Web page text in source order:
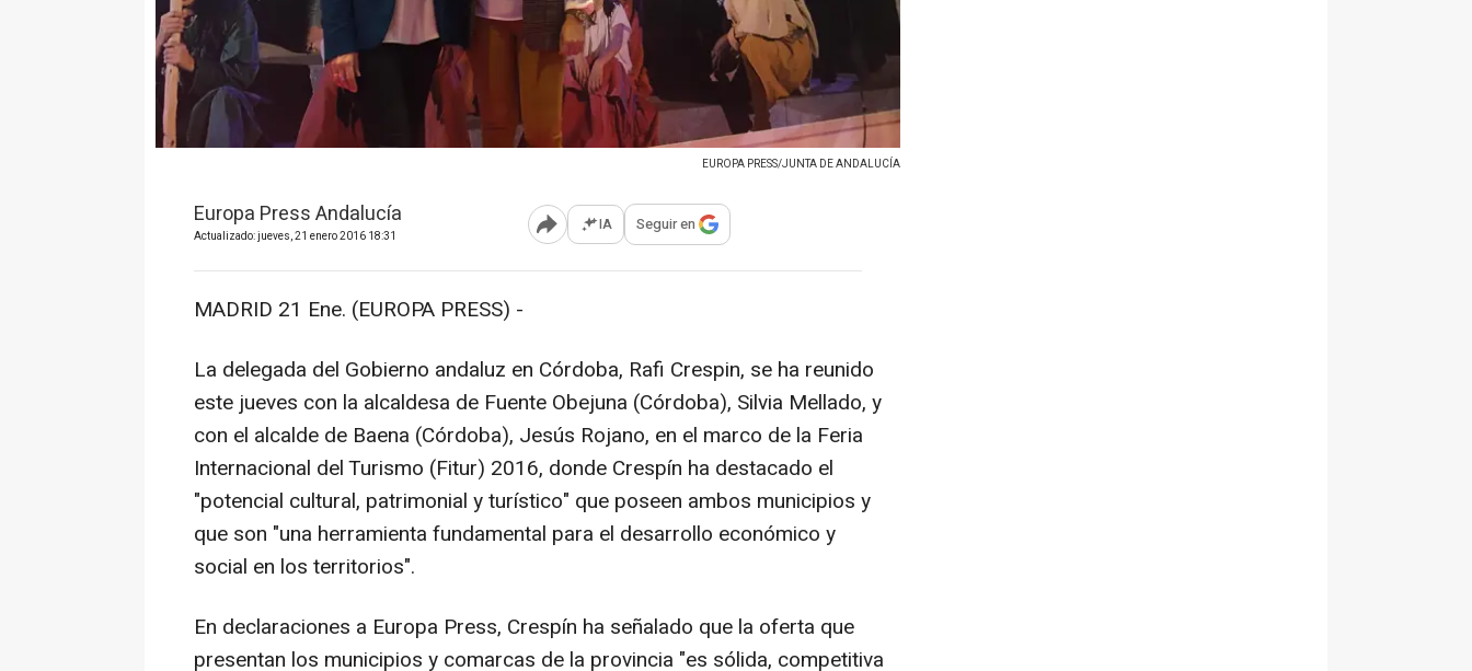
EUROPA PRESS/JUNTA DE ANDALUCÍA
Europa Press Andalucía
Actualizado: jueves, 21 enero 2016 18:31 Abrir opciones para compartir
IA Seguir en
MADRID 21 Ene. (EUROPA PRESS) -
La delegada del Gobierno andaluz en Córdoba, Rafi Crespin, se ha reunido
este jueves con la alcaldesa de Fuente Obejuna (Córdoba), Silvia Mellado, y
con el alcalde de Baena (Córdoba), Jesús Rojano, en el marco de la Feria
Internacional del Turismo (Fitur) 2016, donde Crespín ha destacado el
"potencial cultural, patrimonial y turístico" que poseen ambos municipios y
que son "una herramienta fundamental para el desarrollo económico y
social en los territorios".
En declaraciones a Europa Press, Crespín ha señalado que la oferta que
presentan los municipios y comarcas de la provincia "es sólida, competitiva